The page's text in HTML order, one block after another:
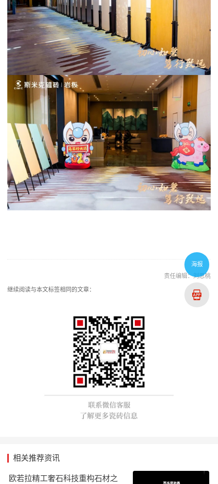
责任编辑：刘思桃
继续阅读与本文标签相同的文章：
相关推荐资讯
欧若拉精工奢石科技重构石材之
海报